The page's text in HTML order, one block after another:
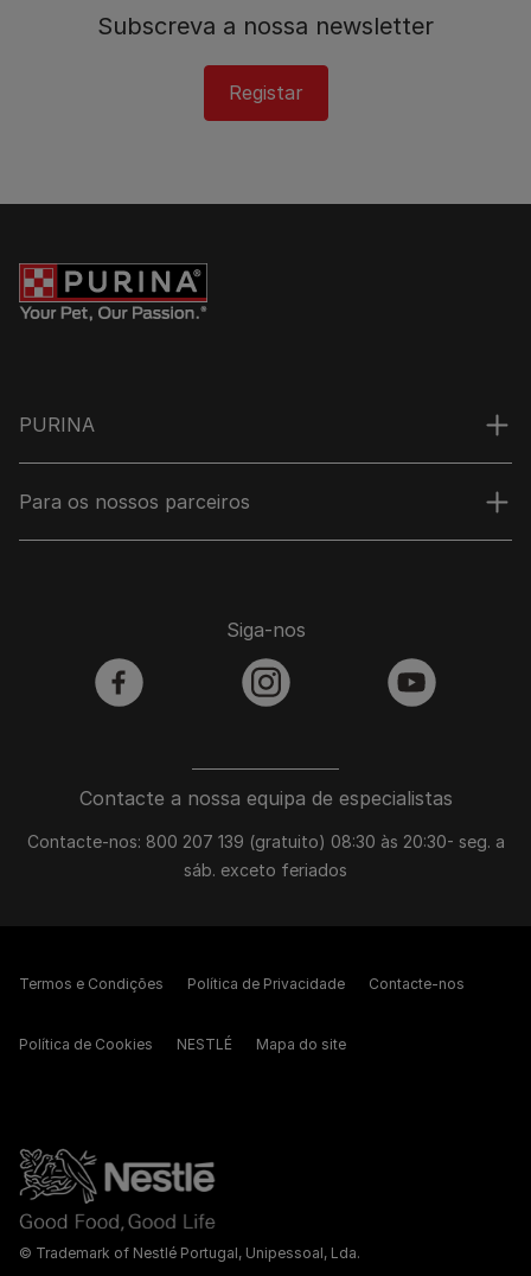
Subscreva a nossa newsletter​
Registar
PURINA
Para os nossos parceiros
Contacte a nossa equipa de especialistas
Contacte-nos: 800 207 139 (gratuito) 08:30 às 20:30- seg. a
sáb. exceto feriados
Siga-nos
facebook instagram youtube
© Trademark of Nestlé Portugal, Unipessoal, Lda.
Termos e Condições Política de Privacidade Contacte-nos
Política de Cookies NESTLÉ Mapa do site